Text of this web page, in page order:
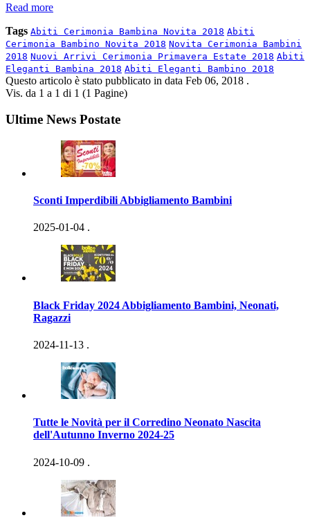
Read more
Tags Abiti Cerimonia Bambina Novita 2018 Abiti
Cerimonia Bambino Novita 2018 Novita Cerimonia Bambini
2018 Nuovi Arrivi Cerimonia Primavera Estate 2018 Abiti
Eleganti Bambina 2018 Abiti Eleganti Bambino 2018
Questo articolo è stato pubblicato in data Feb 06, 2018 .
Vis. da 1 a 1 di 1 (1 Pagine)
Ultime News Postate
Sconti Imperdibili Abbigliamento Bambini
2025-01-04 .
Black Friday 2024 Abbigliamento Bambini, Neonati,
Ragazzi
2024-11-13 .
Tutte le Novità per il Corredino Neonato Nascita
dell'Autunno Inverno 2024-25
2024-10-09 .